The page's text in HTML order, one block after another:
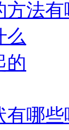
方法有
么
的
有哪些